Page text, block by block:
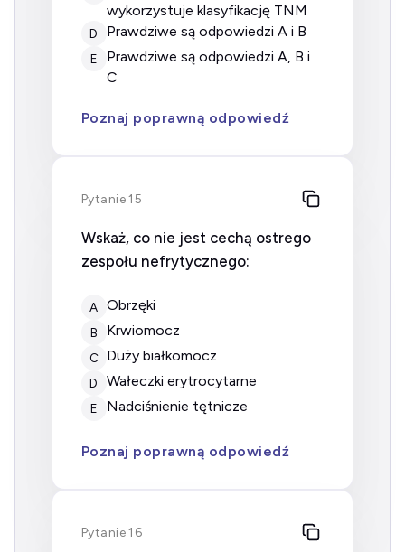
wykorzystuje klasyfikację TNM
D prawdziwe są odpowiedzi A i B
E
prawdziwe są odpowiedzi A, B i
C
Poznaj poprawną odpowiedź
Pytanie 15
Wskaż, co nie jest cechą ostrego
zespołu nefrytycznego:
A Obrzęki
B Krwiomocz
C Duży białkomocz
D Wałeczki erytrocytarne
E Nadciśnienie tętnicze
Poznaj poprawną odpowiedź
Pytanie 16